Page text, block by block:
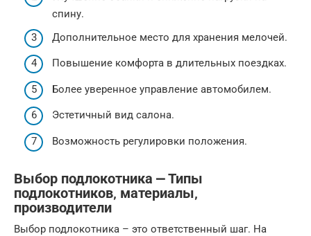
спину.
Дополнительное место для хранения мелочей.
Повышение комфорта в длительных поездках.
Более уверенное управление автомобилем.
Эстетичный вид салона.
Возможность регулировки положения.
Выбор подлокотника ⎼ Типы
подлокотников‚ материалы‚
производители
Выбор подлокотника – это ответственный шаг. На